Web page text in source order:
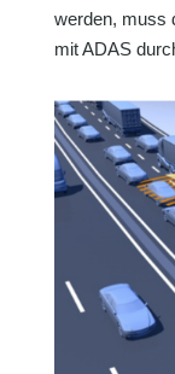
werden, muss
mit ADAS